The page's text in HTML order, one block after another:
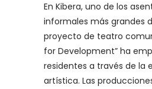
En Kibera, uno de los
informales más grandes
proyecto de teatro
for Development” ha
residentes a través de la
artística. Las